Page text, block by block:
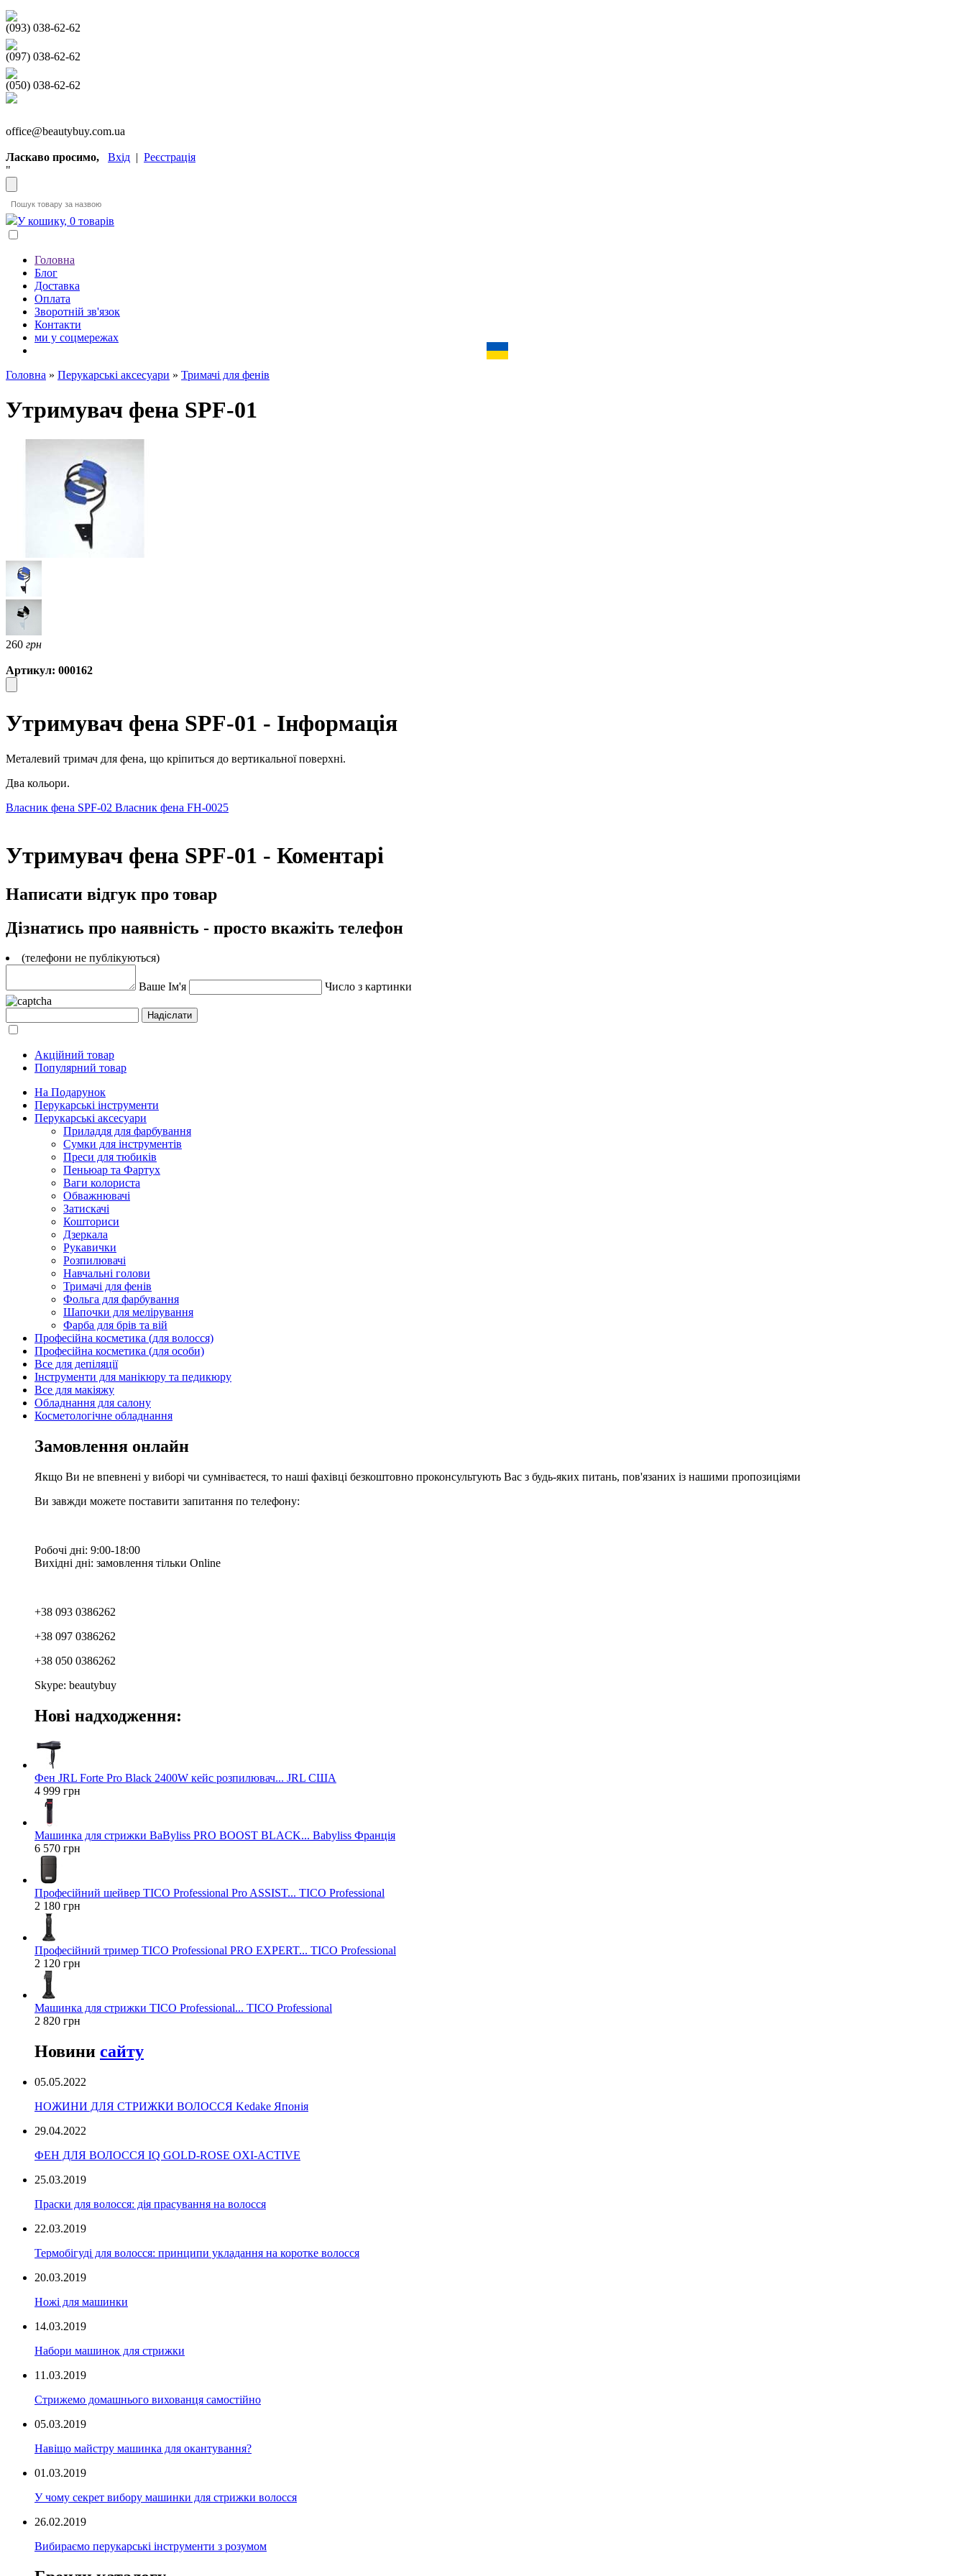
(093) 038-62-62
(097) 038-62-62
(050) 038-62-62
office@beautybuy.com.ua
Ласкаво просимо, Вхід | Реєстрація
"
У кошику, 0 товарів
Головна
Блог
Доставка
Оплата
Зворотній зв'язок
Контакти
ми у соцмережах
Головна » Перукарські аксесуари » Тримачі для фенів
Утримувач фена SPF-01
260 грн
Артикул: 000162
Утримувач фена SPF-01 - Інформація
Металевий тримач для фена, що кріпиться до вертикальної поверхні.
Два кольори.
Власник фена SPF-02 Власник фена FH-0025
Утримувач фена SPF-01 - Коментарі
Написати відгук про товар
Дізнатись про наявність - просто вкажіть телефон
(телефони не публікуються)
Ваше Ім'я Число з картинки
Акційний товар
Популярний товар
На Подарунок
Перукарські інструменти
Перукарські аксесуари
Приладдя для фарбування
Сумки для інструментів
Преси для тюбиків
Пеньюар та Фартух
Ваги колориста
Обважнювачі
Затискачі
Кошториси
Дзеркала
Рукавички
Розпилювачі
Навчальні голови
Тримачі для фенів
Фольга для фарбування
Шапочки для мелірування
Фарба для брів та вій
Професійна косметика (для волосся)
Професійна косметика (для особи)
Все для депіляції
Інструменти для манікюру та педикюру
Все для макіяжу
Обладнання для салону
Косметологічне обладнання
Замовлення онлайн
Якщо Ви не впевнені у виборі чи сумніваєтеся, то наші фахівці безкоштовно проконсультують Вас з будь-яких питань, пов'язаних із нашими пропозиціями
Ви завжди можете поставити запитання по телефону:
Робочі дні: 9:00-18:00
Вихідні дні: замовлення тільки Online
+38 093 0386262
+38 097 0386262
+38 050 0386262
Skype: beautybuy
Нові надходження:
Фен JRL Forte Pro Black 2400W кейс розпилювач... JRL США
4 999 грн
Машинка для стрижки BaByliss PRO BOOST BLACK... Babyliss Франція
6 570 грн
Професійний шейвер TICO Professional Pro ASSIST... TICO Professional
2 180 грн
Професійний тример TICO Professional PRO EXPERT... TICO Professional
2 120 грн
Машинка для стрижки TICO Professional... TICO Professional
2 820 грн
Новини сайту
05.05.2022
НОЖИНИ ДЛЯ СТРИЖКИ ВОЛОССЯ Kedake Японія
29.04.2022
ФЕН ДЛЯ ВОЛОССЯ IQ GOLD-ROSE OXI-ACTIVE
25.03.2019
Праски для волосся: дія прасування на волосся
22.03.2019
Термобігуді для волосся: принципи укладання на коротке волосся
20.03.2019
Ножі для машинки
14.03.2019
Набори машинок для стрижки
11.03.2019
Стрижемо домашнього вихованця самостійно
05.03.2019
Навіщо майстру машинка для окантування?
01.03.2019
У чому секрет вибору машинки для стрижки волосся
26.02.2019
Вибираємо перукарські інструменти з розумом